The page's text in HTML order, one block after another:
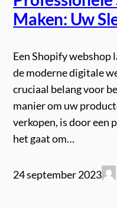
Maken: Uw
Een Shopify webshop
de moderne digitale
cruciaal belang voor
manier om uw
verkopen, is door een
het gaat om…
24 september 2023